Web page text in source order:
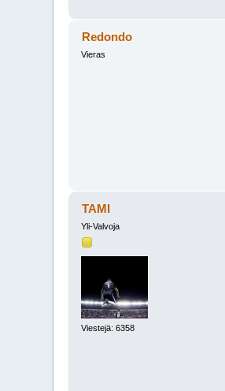
Redondo
Vieras
TAMI
Yli-Valvoja
Viestejä: 6358